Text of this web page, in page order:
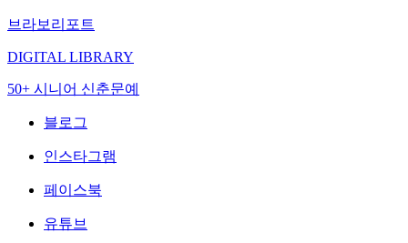
브라보리포트
DIGITAL LIBRARY
50+ 시니어 신춘문예
블로그
인스타그램
페이스북
유튜브